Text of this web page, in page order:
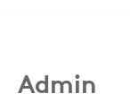
Admin